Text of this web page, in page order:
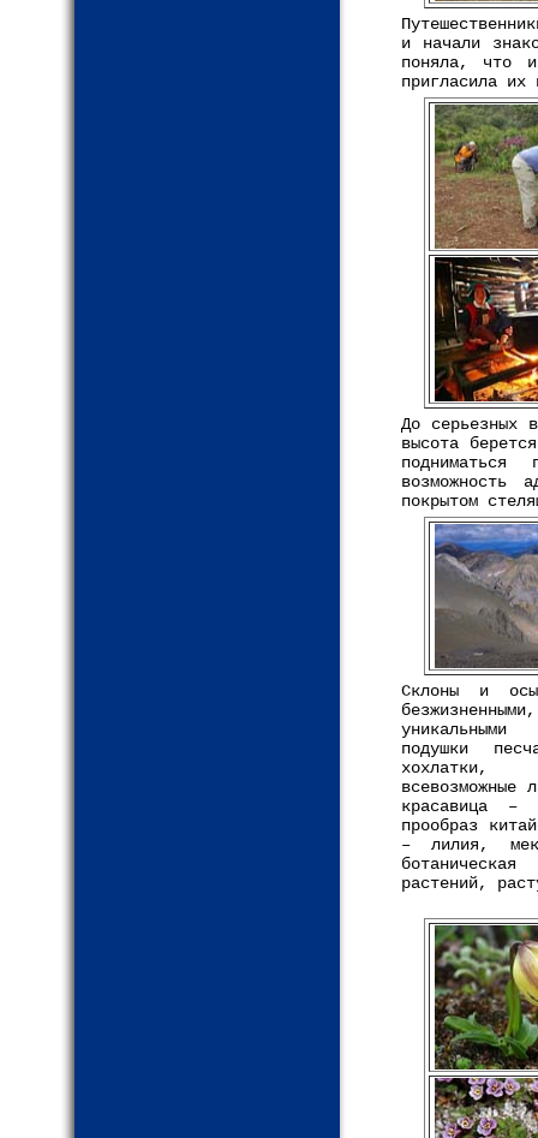
и начали
поняла, что
пригласила их
До серьезных
высота
возможность
покрытом
Склоны и
подушки
хохлатки,
всевозможные
красавица –
прообраз
– лилия,
растений,